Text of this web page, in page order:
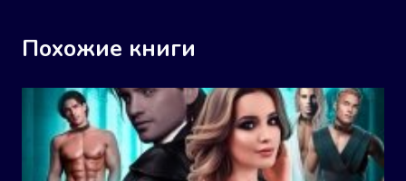
Похожие книги